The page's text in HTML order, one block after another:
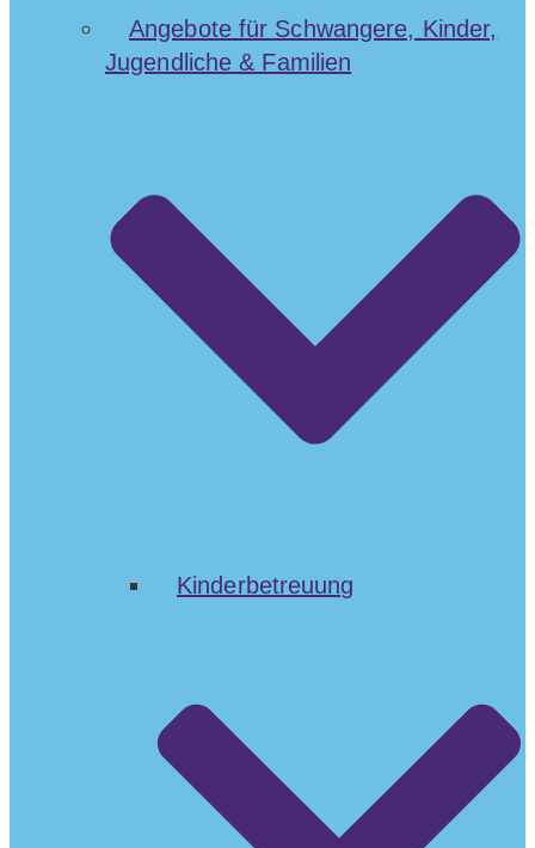
Angebote für Schwangere, Kinder,
Jugendliche & Familien
Kinderbetreuung